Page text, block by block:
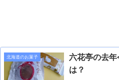
北海道のお菓子
六花亭の去
は？